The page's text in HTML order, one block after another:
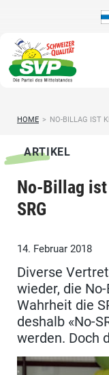
HOME > NO-BILLAG IST
ARTIKEL
No-Billag
SRG
14. Februar 2018
Diverse
wieder, die
Wahrheit die
deshalb «No-
werden. Doch